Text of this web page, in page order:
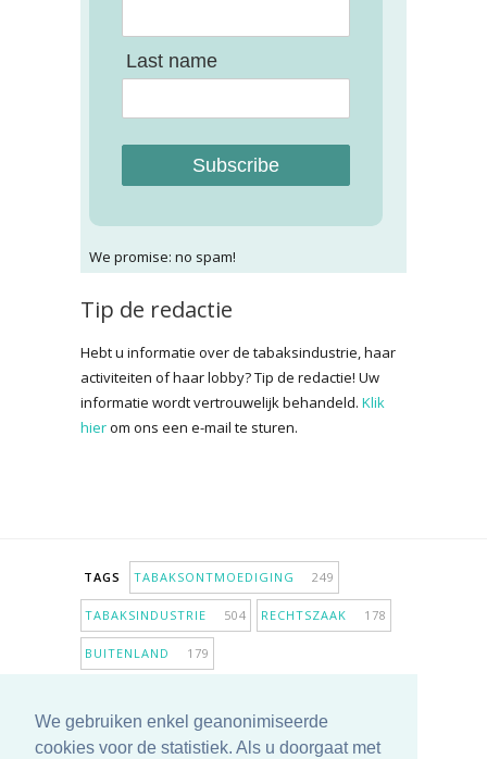
We gebruiken enkel geanonimiseerde
cookies voor de statistiek. Als u doorgaat met
Last name
Subscribe
We promise: no spam!
Tip de redactie
Hebt u informatie over de tabaksindustrie, haar
activiteiten of haar lobby? Tip de redactie! Uw
informatie wordt vertrouwelijk behandeld. Klik
hierom ons een e-mail te sturen.
TAGS TABAKSONTMOEDIGING 249
TABAKSINDUSTRIE 504 RECHTSZAAK 178
BUITENLAND 179
ANTIROOKBELEID307 ONDERZOEK